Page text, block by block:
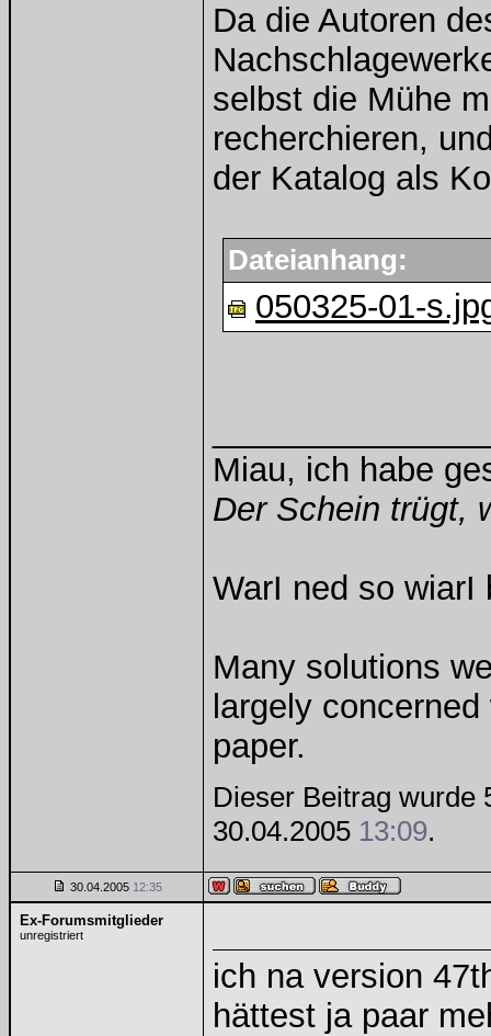
Da die Autoren
selbst die Mühe
recherchieren,
der Katalog als
Dateianhang:
050325-01-
Miau, ich habe
Der Schein trügt,
WarI ned so wiarI
Many solutions
largely
paper.
Dieser Beitrag wurde
30.04.2005 13:09.
30.04.2005 12:35
Ex-Forumsmitglieder
unregistriert
ich na version
hättest ja paar